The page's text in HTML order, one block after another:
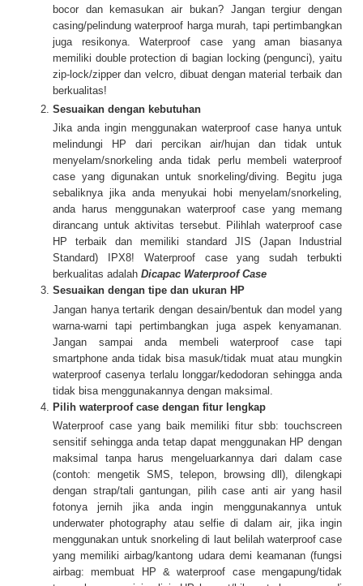
bocor dan kemasukan air bukan? Jangan tergiur dengan
casing/pelindung waterproof harga murah, tapi pertimbangkan
juga resikonya. Waterproof case yang aman biasanya
memiliki double protection di bagian locking (pengunci), yaitu
zip-lock/zipper dan velcro, dibuat dengan material terbaik dan
berkualitas!
Sesuaikan dengan kebutuhan
Jika anda ingin menggunakan waterproof case hanya untuk
melindungi HP dari percikan air/hujan dan tidak untuk
menyelam/snorkeling anda tidak perlu membeli waterproof
case yang digunakan untuk snorkeling/diving. Begitu juga
sebaliknya jika anda menyukai hobi menyelam/snorkeling,
anda harus menggunakan waterproof case yang memang
dirancang untuk aktivitas tersebut. Pilihlah waterproof case
HP terbaik dan memiliki standard JIS (Japan Industrial
Standard) IPX8! Waterproof case yang sudah terbukti
berkualitas adalah Dicapac Waterproof Case
Sesuaikan dengan tipe dan ukuran HP
Jangan hanya tertarik dengan desain/bentuk dan model yang
warna-warni tapi pertimbangkan juga aspek kenyamanan.
Jangan sampai anda membeli waterproof case tapi
smartphone anda tidak bisa masuk/tidak muat atau mungkin
waterproof casenya terlalu longgar/kedodoran sehingga anda
tidak bisa menggunakannya dengan maksimal.
Pilih waterproof case dengan fitur lengkap
Waterproof case yang baik memiliki fitur sbb: touchscreen
sensitif sehingga anda tetap dapat menggunakan HP dengan
maksimal tanpa harus mengeluarkannya dari dalam case
(contoh: mengetik SMS, telepon, browsing dll), dilengkapi
dengan strap/tali gantungan, pilih case anti air yang hasil
fotonya jernih jika anda ingin menggunakannya untuk
underwater photography atau selfie di dalam air, jika ingin
menggunakan untuk snorkeling di laut belilah waterproof case
yang memiliki airbag/kantong udara demi keamanan (fungsi
airbag: membuat HP & waterproof case mengapung/tidak